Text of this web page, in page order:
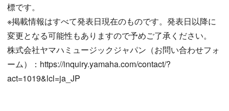
標です。
※掲載情報はすべて発表日現在のものです。発表日以降に
変更となる可能性もありますので予めご了承ください。
株式会社ヤマハミュージックジャパン（お問い合わせフォ
ーム）：https://inquiry.yamaha.com/contact/?
act=1019&lcl=ja_JP